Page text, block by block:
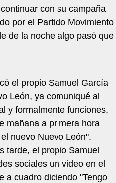
con su campaña
por el Partido Movimiento
de la noche algo pasó que
el propio Samuel García
León, ya comuniqué al
y formalmente funciones,
mañana a primera hora
nuevo Nuevo León".
tarde, el propio Samuel
sociales un video en el
a cuadro diciendo "Tengo